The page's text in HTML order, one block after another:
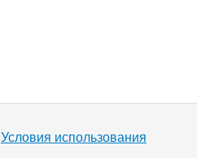
Условия использования